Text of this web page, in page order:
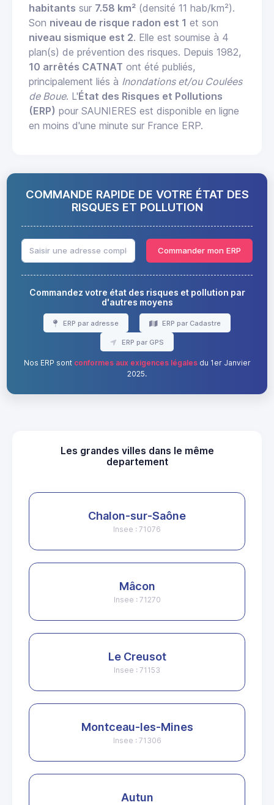
habitants sur 7.58 km² (densité 11 hab/km²).
Son niveau de risque radon est 1 et son
niveau sismique est 2. Elle est soumise à 4
plan(s) de prévention des risques. Depuis 1982,
10 arrêtés CATNAT ont été publiés,
principalement liés à Inondations et/ou Coulées
de Boue. L'État des Risques et Pollutions
(ERP) pour SAUNIERES est disponible en ligne
en moins d'une minute sur France ERP.
COMMANDE RAPIDE DE VOTRE ÉTAT DES
RISQUES ET POLLUTION
Commander mon ERP
Commandez votre état des risques et pollution par
d'autres moyens
ERP par adresse ERP par Cadastre
ERP par GPS
Nos ERP sont conformes aux exigences légalesdu 1er Janvier
2025.
Les grandes villes dans le même
departement
Chalon-sur-Saône
Insee : 71076
Mâcon
Insee : 71270
Le Creusot
Insee : 71153
Montceau-les-Mines
Insee : 71306
Autun